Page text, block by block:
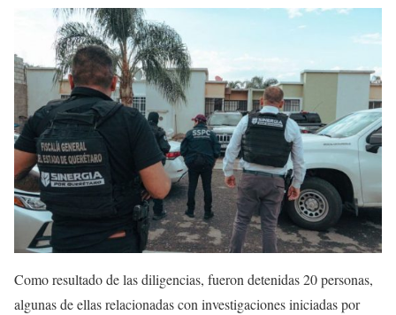
Como resultado de las diligencias, fueron detenidas 20 personas,
algunas de ellas relacionadas con investigaciones iniciadas por